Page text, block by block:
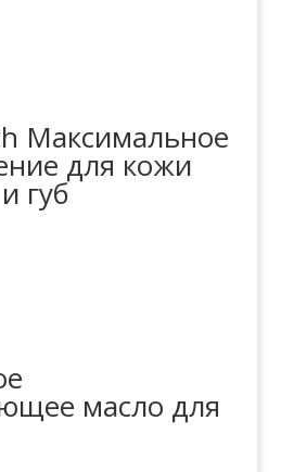
Максимальное
для кожи
губ
масло для